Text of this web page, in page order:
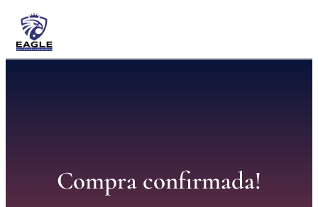
Compra confirmada!